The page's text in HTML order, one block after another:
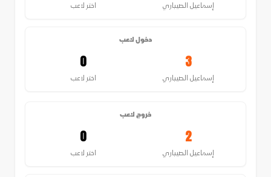
اختر لاعب إسماعيل الصيباري
دخول لاعب
0
اختر لاعب
3
إسماعيل الصيباري
خروج لاعب
0
اختر لاعب
2
إسماعيل الصيباري